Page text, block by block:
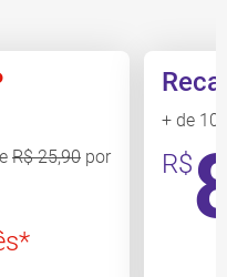
R$ 25,90 por
+ de
R$